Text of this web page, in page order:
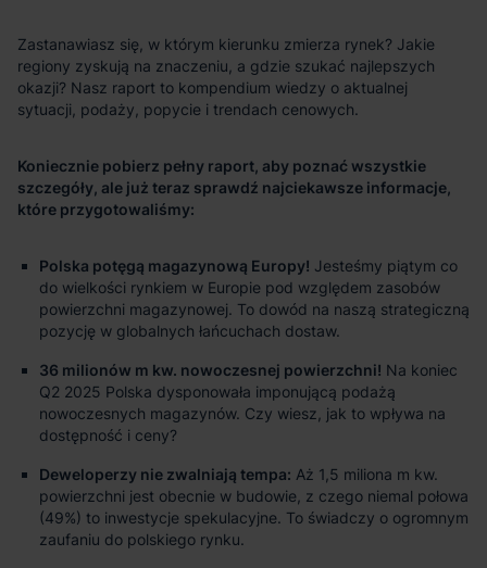
Koniecznie pobierz pełny raport, aby poznać wszystkie
szczegóły, ale już teraz sprawdź najciekawsze informacje,
które przygotowaliśmy:
Polska potęgą magazynową Europy! Jesteśmy piątym co
do wielkości rynkiem w Europie pod względem zasobów
powierzchni magazynowej. To dowód na naszą strategiczną
pozycję w globalnych łańcuchach dostaw.
36 milionów m kw. nowoczesnej powierzchni! Na koniec
Q2 2025 Polska dysponowała imponującą podażą
nowoczesnych magazynów. Czy wiesz, jak to wpływa na
dostępność i ceny?
Deweloperzy nie zwalniają tempa: Aż 1,5 miliona m kw.
powierzchni jest obecnie w budowie, z czego niemal połowa
(49%) to inwestycje spekulacyjne. To świadczy o ogromnym
zaufaniu do polskiego rynku.